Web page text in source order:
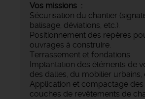
Vos missions :
Sécurisation du chantier
balisage, déviations, etc.).
Positionnement des repères
ouvrages à construire.
Terrassement et fondations.
Implantation des éléments de
des dalles, du mobilier urbains,
Application et compactage des
couches de revêtements de